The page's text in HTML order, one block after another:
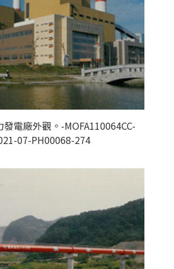
電廠外觀。-MOFA110064CC-
07-PH00068-274